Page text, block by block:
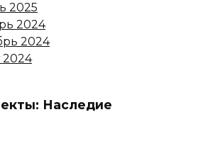
2025
2024
2024
2024
Наследие